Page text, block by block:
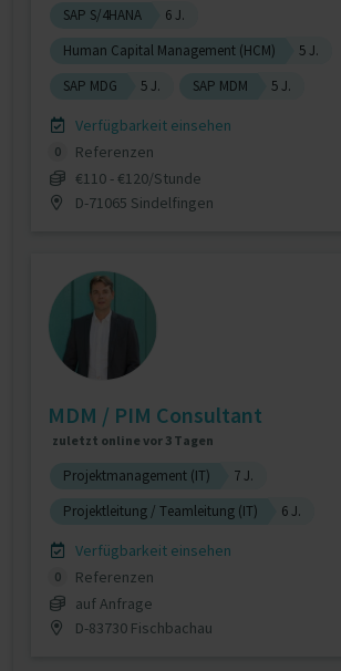
SAP S/4HANA
6 J.
Human Capital Management (HCM)
5 J.
SAP MDG
5 J. SAP MDM 5 J.
Verfügbarkeit einsehen
0
Referenzen
€110 - €120/Stunde
D-71065 Sindelfingen
MDM / PIM Consultant
zuletzt online vor 3 Tagen
Projektmanagement (IT)
7 J.
Projektleitung / Teamleitung (IT)
6 J.
Verfügbarkeit einsehen
0
Referenzen
auf Anfrage
D-83730 Fischbachau